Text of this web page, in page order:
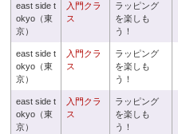
east side t
okyo（東
京）
入門クラ
ス
ラッピング
を楽しも
う！
east side t
okyo（東
京）
入門クラ
ス
ラッピング
を楽しも
う！
east side t
okyo（東
京）
入門クラ
ス
ラッピング
を楽しも
う！